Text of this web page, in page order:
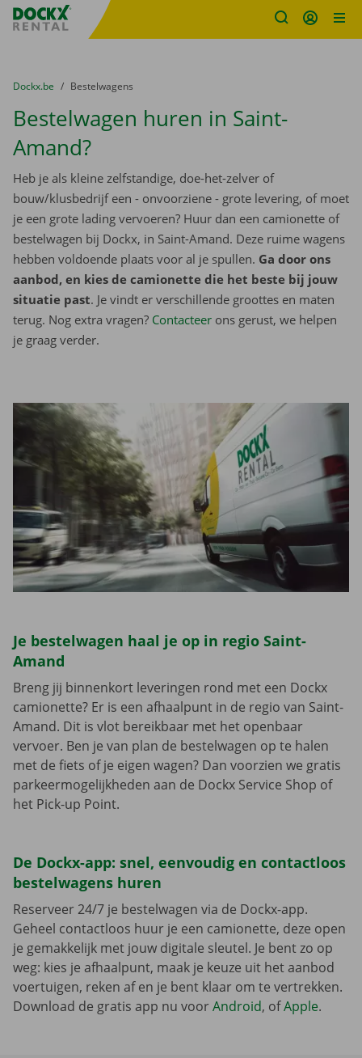
Fratello DEMO
U bevindt zich hier:
van
Dockx.be naar
Bestelwagens
Bestelwagen huren in Saint-
Amand?
Heb je als kleine zelfstandige, doe-het-zelver of
bouw/klusbedrijf een - onvoorziene - grote levering, of moet
je een grote lading vervoeren? Huur dan een camionette of
bestelwagen bij Dockx, in Saint-Amand. Deze ruime wagens
hebben voldoende plaats voor al je spullen. Ga door ons
aanbod, en kies de camionette die het beste bij jouw
situatie past. Je vindt er verschillende groottes en maten
terug. Nog extra vragen? Contacteer ons gerust, we helpen
je graag verder.
Je bestelwagen haal je op in regio Saint-
Amand
Breng jij binnenkort leveringen rond met een Dockx
camionette? Er is een afhaalpunt in de regio van Saint-
Amand. Dit is vlot bereikbaar met het openbaar
vervoer. Ben je van plan de bestelwagen op te halen
met de fiets of je eigen wagen? Dan voorzien we gratis
parkeermogelijkheden aan de Dockx Service Shop of
het Pick-up Point.
De Dockx-app: snel, eenvoudig en contactloos
bestelwagens huren
Reserveer 24/7 je bestelwagen via de Dockx-app.
Geheel contactloos huur je een camionette, deze open
je gemakkelijk met jouw digitale sleutel. Je bent zo op
weg: kies je afhaalpunt, maak je keuze uit het aanbod
voertuigen, reken af en je bent klaar om te vertrekken.
Download de gratis app nu voorAndroid, ofApple.